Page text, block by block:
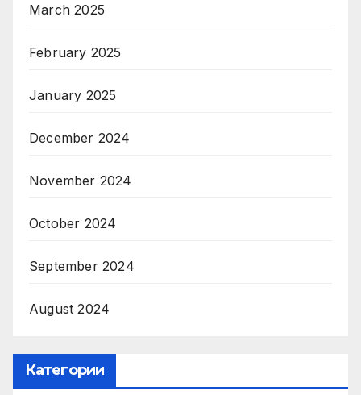
March 2025
February 2025
January 2025
December 2024
November 2024
October 2024
September 2024
August 2024
Категории